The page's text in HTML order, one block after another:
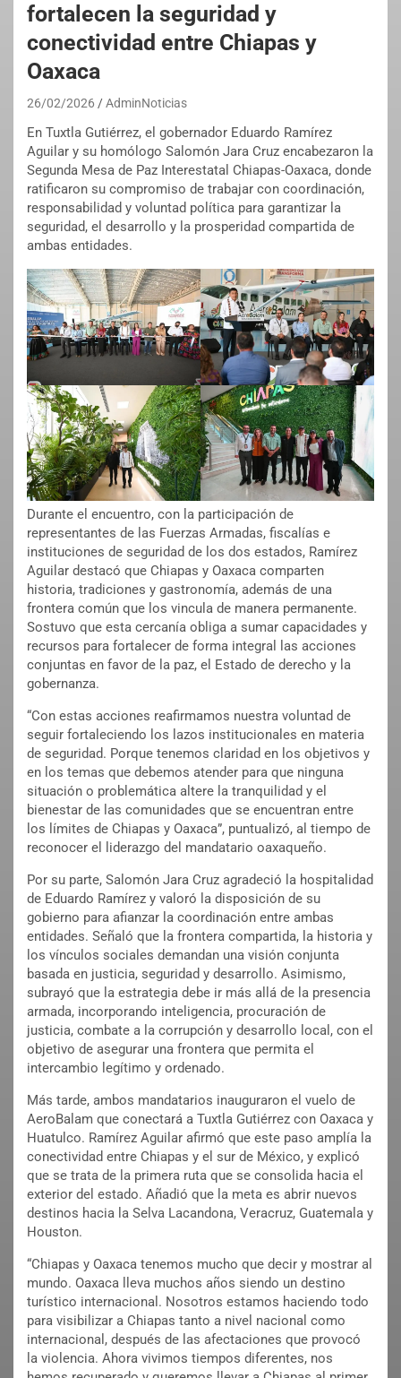
fortalecen la seguridad y
conectividad entre Chiapas y
Oaxaca
26/02/2026 AdminNoticias
En Tuxtla Gutiérrez, el gobernador Eduardo Ramírez
Aguilar y su homólogo Salomón Jara Cruz encabezaron la
Segunda Mesa de Paz Interestatal Chiapas-Oaxaca, donde
ratificaron su compromiso de trabajar con coordinación,
responsabilidad y voluntad política para garantizar la
seguridad, el desarrollo y la prosperidad compartida de
ambas entidades.
Durante el encuentro, con la participación de
representantes de las Fuerzas Armadas, fiscalías e
instituciones de seguridad de los dos estados, Ramírez
Aguilar destacó que Chiapas y Oaxaca comparten
historia, tradiciones y gastronomía, además de una
frontera común que los vincula de manera permanente.
Sostuvo que esta cercanía obliga a sumar capacidades y
recursos para fortalecer de forma integral las acciones
conjuntas en favor de la paz, el Estado de derecho y la
gobernanza.
“Con estas acciones reafirmamos nuestra voluntad de
seguir fortaleciendo los lazos institucionales en materia
de seguridad. Porque tenemos claridad en los objetivos y
en los temas que debemos atender para que ninguna
situación o problemática altere la tranquilidad y el
bienestar de las comunidades que se encuentran entre
los límites de Chiapas y Oaxaca”, puntualizó, al tiempo de
reconocer el liderazgo del mandatario oaxaqueño.
Por su parte, Salomón Jara Cruz agradeció la hospitalidad
de Eduardo Ramírez y valoró la disposición de su
gobierno para afianzar la coordinación entre ambas
entidades. Señaló que la frontera compartida, la historia y
los vínculos sociales demandan una visión conjunta
basada en justicia, seguridad y desarrollo. Asimismo,
subrayó que la estrategia debe ir más allá de la presencia
armada, incorporando inteligencia, procuración de
justicia, combate a la corrupción y desarrollo local, con el
objetivo de asegurar una frontera que permita el
intercambio legítimo y ordenado.
Más tarde, ambos mandatarios inauguraron el vuelo de
AeroBalam que conectará a Tuxtla Gutiérrez con Oaxaca y
Huatulco. Ramírez Aguilar afirmó que este paso amplía la
conectividad entre Chiapas y el sur de México, y explicó
que se trata de la primera ruta que se consolida hacia el
exterior del estado. Añadió que la meta es abrir nuevos
destinos hacia la Selva Lacandona, Veracruz, Guatemala y
Houston.
“Chiapas y Oaxaca tenemos mucho que decir y mostrar al
mundo. Oaxaca lleva muchos años siendo un destino
turístico internacional. Nosotros estamos haciendo todo
para visibilizar a Chiapas tanto a nivel nacional como
internacional, después de las afectaciones que provocó
la violencia. Ahora vivimos tiempos diferentes, nos